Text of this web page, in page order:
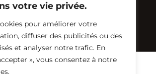
votre vie privée.
pour améliorer votre
diffuser des publicités ou des
et analyser notre trafic. En
», vous consentez à notre
Créé avec ♡ parEglantine Renault